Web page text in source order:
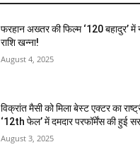
फरहान अख्तर की फिल्म ‘120 बहादुर’
राशि खन्ना!
August 4, 2025
विक्रांत मैसी को मिला बेस्ट एक्टर का
‘12th फेल’ में दमदार परफॉर्मेंस की हुई
August 3, 2025